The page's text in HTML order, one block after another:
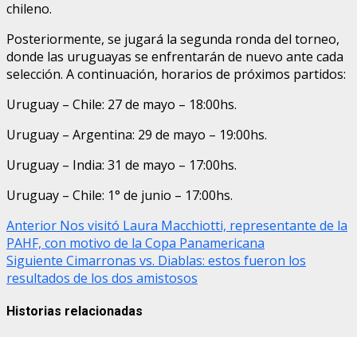
chileno.
Posteriormente, se jugará la segunda ronda del torneo,
donde las uruguayas se enfrentarán de nuevo ante cada
selección. A continuación, horarios de próximos partidos:
Uruguay – Chile: 27 de mayo – 18:00hs.
Uruguay – Argentina: 29 de mayo – 19:00hs.
Uruguay – India: 31 de mayo – 17:00hs.
Uruguay – Chile: 1° de junio – 17:00hs.
Post
navigation
Anterior Nos visitó Laura Macchiotti, representante de la
PAHF, con motivo de la Copa Panamericana
Siguiente Cimarronas vs. Diablas: estos fueron los
resultados de los dos amistosos
Historias relacionadas